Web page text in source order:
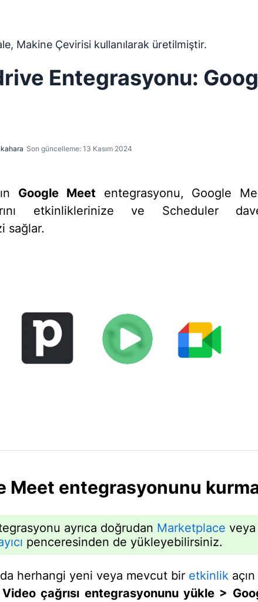
Makine Çevirisi aracı kullanılarak
Makine Çevirisi kullanılarak üretilmiştir.
Entegrasyonu:
Son güncelleme: 13 Kasım 2024
Google Meetentegrasyonu, Google
etkinliklerinize ve Scheduler
sağlar.
Meet entegrasyonunu
ayrıca doğrudan Marketplace veya
penceresinden de yükleyebilirsiniz.
herhangi yeni veya mevcut bir etkinlik
Video çağrısı entegrasyonunu yükle >